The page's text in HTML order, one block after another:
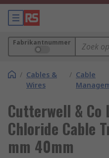
Fabrikantnummer
/ Cables &
Wires
/ Cable
Cutterwell &
Chloride Cable
mm 40mm